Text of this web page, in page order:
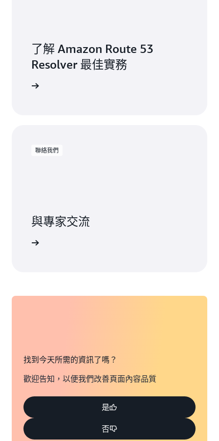
了解 Amazon Route 53
Resolver 最佳實務
聯絡我們
與專家交流
找到今天所需的資訊了嗎？
歡迎告知，以便我們改善頁面內容品質
是
否